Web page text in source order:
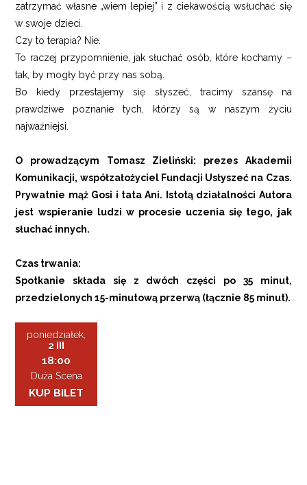
zatrzymać własne „wiem lepiej” i z ciekawością wsłuchać się
w swoje dzieci.
Czy to terapia? Nie.
To raczej przypomnienie, jak słuchać osób, które kochamy –
tak, by mogły być przy nas sobą.
Bo kiedy przestajemy się słyszeć, tracimy szansę na
prawdziwe poznanie tych, którzy są w naszym życiu
najważniejsi.
O prowadzącym Tomasz Zieliński: prezes Akademii
Komunikacji, współzałożyciel Fundacji Usłyszeć na Czas.
Prywatnie mąż Gosi i tata Ani. Istotą działalności Autora
jest wspieranie ludzi w procesie uczenia się tego, jak
słuchać innych.
Czas trwania:
Spotkanie składa się z dwóch części po 35 minut,
przedzielonych 15-minutową przerwą (łącznie 85 minut).
poniedziałek,
2 III
18:00
Duża Scena
KUP BILET